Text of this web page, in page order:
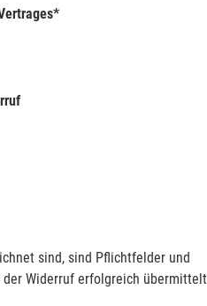
sind, sind Pflichtfelder und
Widerruf erfolgreich übermittelt